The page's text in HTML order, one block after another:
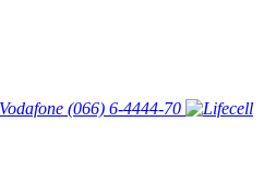
(066) 6-4444-70